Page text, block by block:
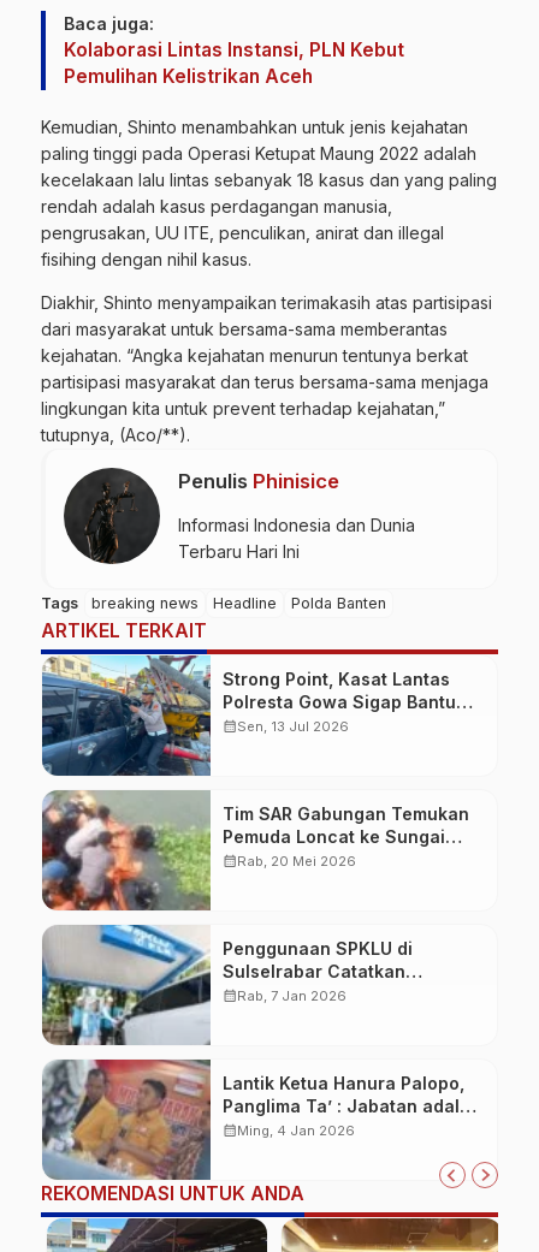
Baca juga:
Kolaborasi Lintas Instansi, PLN Kebut
Pemulihan Kelistrikan Aceh
Kemudian, Shinto menambahkan untuk jenis kejahatan
paling tinggi pada Operasi Ketupat Maung 2022 adalah
kecelakaan lalu lintas sebanyak 18 kasus dan yang paling
rendah adalah kasus perdagangan manusia,
pengrusakan, UU ITE , penculikan, anirat dan illegal
fisihing dengan nihil kasus.
Diakhir, Shinto menyampaikan terimakasih atas partisipasi
dari masyarakat untuk bersama-sama memberantas
kejahatan. “Angka kejahatan menurun tentunya berkat
partisipasi masyarakat dan terus bersama-sama menjaga
lingkungan kita untuk prevent terhadap kejahatan,”
tutupnya, (Aco/**).
Penulis Phinisice
Informasi Indonesia dan Dunia
Terbaru Hari Ini
Tags breaking news Headline Polda Banten
ARTIKEL TERKAIT
Strong Point, Kasat Lantas
Polresta Gowa Sigap Bantu
Korban Kecelakaan
calendar_monthSen, 13 Jul 2026
Tim SAR Gabungan Temukan
Pemuda Loncat ke Sungai
Pampang Makassar
calendar_monthRab, 20 Mei 2026
Penggunaan SPKLU di
Sulselrabar Catatkan
Kenaikan Tiga Kali Lipat di
calendar_monthRab, 7 Jan 2026
Lantik Ketua Hanura Palopo,
Panglima Ta’ : Jabatan adalah
amanah siap dipertanggung
calendar_monthMing, 4 Jan 2026
REKOMENDASI UNTUK ANDA